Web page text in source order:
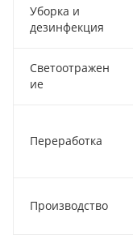
Уборка и
дезинфекция
Светоотражен
ие
Переработка
Производство